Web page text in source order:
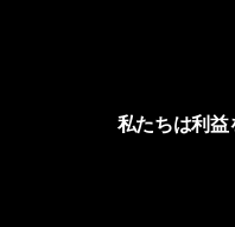
私たちは利益